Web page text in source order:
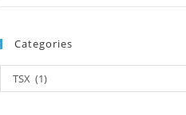
Categories
Categories
TSX (1)